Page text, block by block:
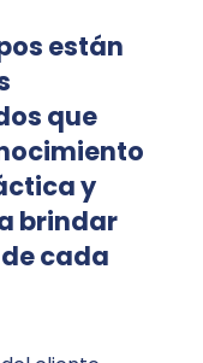
están
que
y
brindar
cada